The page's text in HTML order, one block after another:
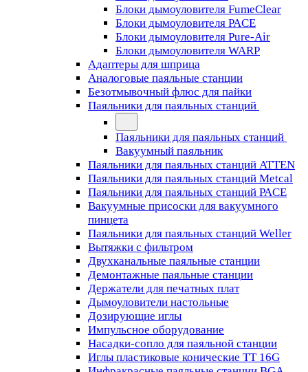
Блоки дымоуловителя FumeClear
Блоки дымоуловителя PACE
Блоки дымоуловителя Pure-Air
Блоки дымоуловителя WARP
Адаптеры для шприца
Аналоговые паяльные станции
Безотмывочный флюс для пайки
Паяльники для паяльных станций
Паяльники для паяльных станций
Вакуумный паяльник
Паяльники для паяльных станций ATTEN
Паяльники для паяльных станций Metcal
Паяльники для паяльных станций PACE
Вакуумные присоски для вакуумного
пинцета
Паяльники для паяльных станций Weller
Вытяжки с фильтром
Двухканальные паяльные станции
Демонтажные паяльные станции
Держатели для печатных плат
Дымоуловители настольные
Дозирующие иглы
Импульсное оборудование
Насадки-сопло для паяльной станции
Иглы пластиковые конические TT 16G